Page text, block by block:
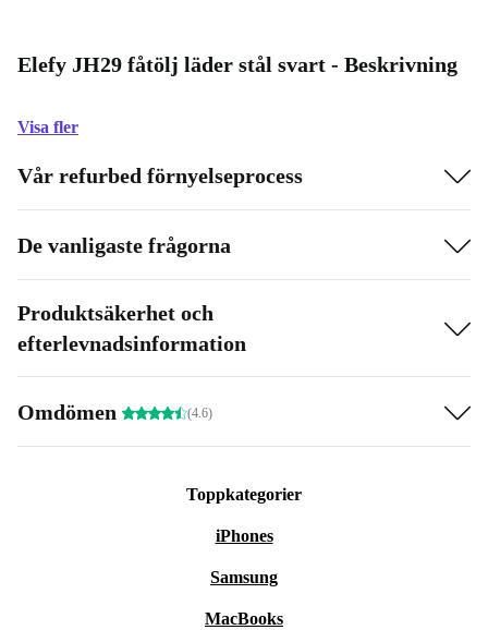
Elefy JH29 fåtölj läder stål svart - Beskrivning
Visa fler
Vår refurbed förnyelseprocess
De vanligaste frågorna
Produktsäkerhet och
efterlevnadsinformation
Omdömen (4.6)
Toppkategorier
iPhones
Samsung
MacBooks